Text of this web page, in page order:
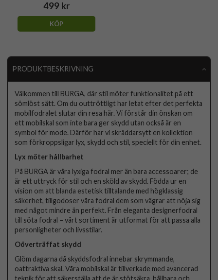
499 kr
KÖP
PRODUKTBESKRIVNING
Välkommen till BURGA, där stil möter funktionalitet på ett
sömlöst sätt. Om du outtröttligt har letat efter det perfekta
mobilfodralet slutar din resa här. Vi förstår din önskan om
ett mobilskal som inte bara ger skydd utan också är en
symbol för mode. Därför har vi skräddarsytt en kollektion
som förkroppsligar lyx, skydd och stil, speciellt för din enhet.
Lyx möter hållbarhet
På BURGA är våra lyxiga fodral mer än bara accessoarer; de
är ett uttryck för stil och en sköld av skydd. Födda ur en
vision om att blanda estetisk tilltalande med högklassig
säkerhet, tillgodoser våra fodral dem som vägrar att nöja sig
med något mindre än perfekt. Från eleganta designerfodral
till söta fodral – vårt sortiment är utformat för att passa alla
personligheter och livsstilar.
Oöverträffat skydd
Glöm dagarna då skyddsfodral innebar skrymmande,
oattraktiva skal. Våra mobilskal är tillverkade med avancerad
teknik för att säkerställa att de är stötsäkra, hållbara och